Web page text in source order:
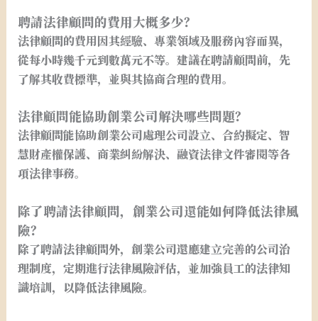
聘請法律顧問的費用大概多少？
法律顧問的費用因其經驗、專業領域及服務內容而異，
從每小時幾千元到數萬元不等。建議在聘請顧問前，先
了解其收費標準，並與其協商合理的費用。
法律顧問能協助創業公司解決哪些問題？
法律顧問能協助創業公司處理公司設立、合約擬定、智
慧財產權保護、商業糾紛解決、融資法律文件審閱等各
項法律事務。
除了聘請法律顧問，創業公司還能如何降低法律風
險？
除了聘請法律顧問外，創業公司還應建立完善的公司治
理制度，定期進行法律風險評估，並加強員工的法律知
識培訓，以降低法律風險。